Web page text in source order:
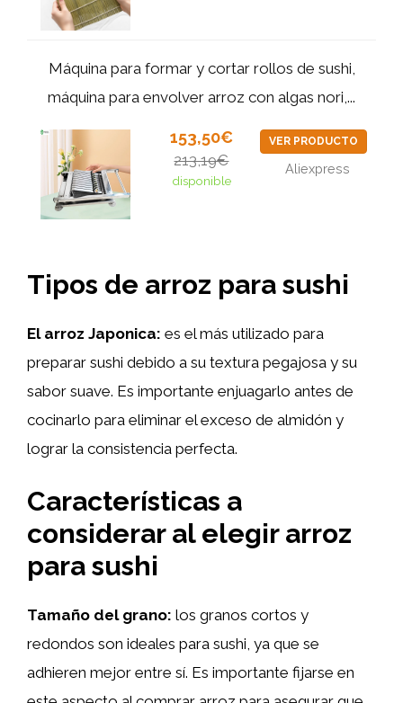
Máquina para formar y cortar rollos de sushi,
máquina para envolver arroz con algas nori,...
153,50€
213,19€
disponible
VER PRODUCTO
Aliexpress
Tipos de arroz para sushi
El arroz Japonica: es el más utilizado para
preparar sushi debido a su textura pegajosa y su
sabor suave. Es importante enjuagarlo antes de
cocinarlo para eliminar el exceso de almidón y
lograr la consistencia perfecta.
Características a
considerar al elegir arroz
para sushi
Tamaño del grano: los granos cortos y
redondos son ideales para sushi, ya que se
adhieren mejor entre sí. Es importante fijarse en